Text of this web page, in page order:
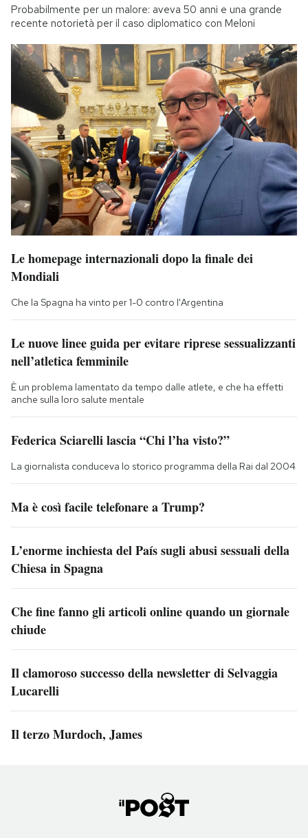
Probabilmente per un malore: aveva 50 anni e una grande
recente notorietà per il caso diplomatico con Meloni
Le homepage internazionali dopo la finale dei
Mondiali
Che la Spagna ha vinto per 1-0 contro l'Argentina
Le nuove linee guida per evitare riprese sessualizzanti
nell’atletica femminile
È un problema lamentato da tempo dalle atlete, e che ha effetti
anche sulla loro salute mentale
Federica Sciarelli lascia “Chi l’ha visto?”
La giornalista conduceva lo storico programma della Rai dal 2004
Ma è così facile telefonare a Trump?
L’enorme inchiesta del País sugli abusi sessuali della
Chiesa in Spagna
Che fine fanno gli articoli online quando un giornale
chiude
Il clamoroso successo della newsletter di Selvaggia
Lucarelli
Il terzo Murdoch, James